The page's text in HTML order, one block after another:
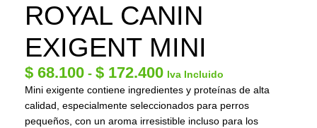
ROYAL CANIN
EXIGENT MINI
$ 68.100 - $ 172.400 Iva Incluido
Mini exigente contiene ingredientes y proteínas de alta
calidad, especialmente seleccionados para perros
pequeños, con un aroma irresistible incluso para los